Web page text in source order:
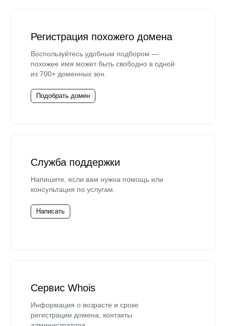
Регистрация похожего домена
Воспользуйтесь удобным подбором —
похожее имя может быть свободно в одной
из 700+ доменных зон.
Подобрать домен
Служба поддержки
Напишите, если вам нужна помощь или
консультация по услугам.
Написать
Сервис Whois
Информация о возрасте и сроке
регистрации домена, контакты